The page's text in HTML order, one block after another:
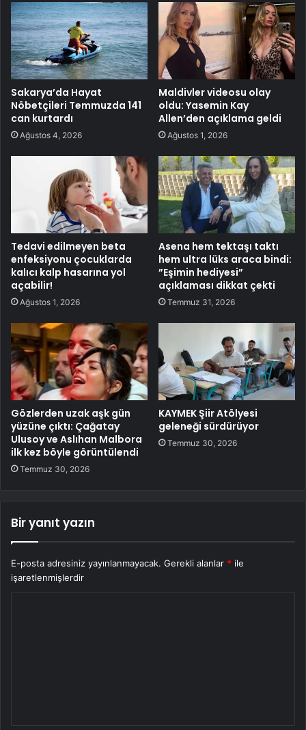
Sakarya’da Hayat
Nöbetçileri Temmuzda 141
can kurtardı
Ağustos 4, 2026
Maldivler videosu olay
oldu: Yasemin Kay
Allen’den açıklama geldi
Ağustos 1, 2026
Tedavi edilmeyen beta
enfeksiyonu çocuklarda
kalıcı kalp hasarına yol
açabilir!
Ağustos 1, 2026
Asena hem tektaşı taktı
hem ultra lüks araca bindi:
”Eşimin hediyesi”
açıklaması dikkat çekti
Temmuz 31, 2026
Gözlerden uzak aşk gün
yüzüne çıktı: Çağatay
Ulusoy ve Aslıhan Malbora
ilk kez böyle görüntülendi
Temmuz 30, 2026
KAYMEK Şiir Atölyesi
geleneği sürdürüyor
Temmuz 30, 2026
Bir yanıt yazın
E-posta adresiniz yayınlanmayacak. Gerekli alanlar * ile
işaretlenmişlerdir